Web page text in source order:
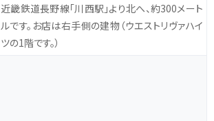
近畿鉄道長野線「川西駅」より北へ、約300メート
ルです。お店は右手側の建物（ウエストリヴァハイ
ツの1階です。）